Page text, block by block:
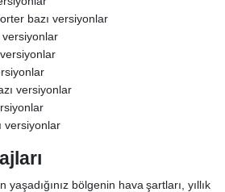
bazı versiyonlar
versiyonlar
versiyonlar
versiyonlar
bölgenin hava şartları, yıllık